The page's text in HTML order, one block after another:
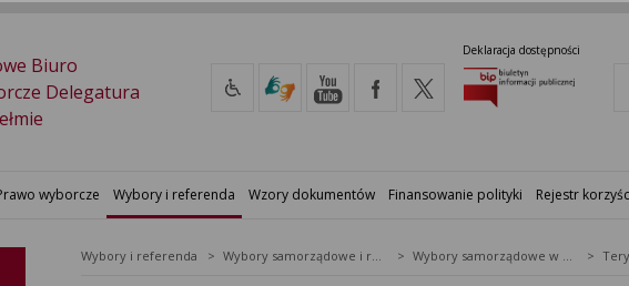
Biuro
Delegatura
Deklaracja dostępności
wyborcze Wybory i referenda Wzory dokumentów Finansowanie polityki Rejestr
Wybory i referenda Wybory samorządowe i referenda lokalne Wybory samorządowe w 2006&nbsp;r.